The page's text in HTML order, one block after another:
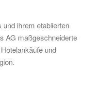
ihrem etablierten
AG maßgeschneiderte
und